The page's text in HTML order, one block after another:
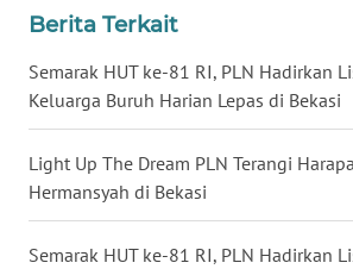
Berita Terkait
Semarak HUT ke-81 RI, PLN Hadirkan
Keluarga Buruh Harian Lepas di Bekasi
Light Up The Dream PLN Terangi
Hermansyah di Bekasi
Semarak HUT ke-81 RI, PLN Hadirkan
WN
WN
WN
KALTIM